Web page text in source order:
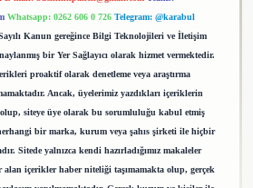
Whatsapp: 0262 606 0 726 Telegram: @karabul
Kanun gereğince Bilgi Teknolojileri ve İletişim
bir Yer Sağlayıcı olarak hizmet vermektedir.
proaktif olarak denetleme veya araştırma
Ancak, üyelerimiz yazdıkları içeriklerin
siteye üye olarak bu sorumluluğu kabul etmiş
bir marka, kurum veya şahıs şirketi ile hiçbir
Sitede yalnızca kendi hazırladığımız makaleler
alan içerikler haber niteliği taşımamakta olup, gerçek